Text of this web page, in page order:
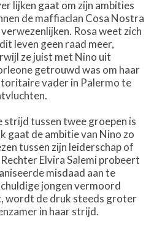
lijken gaat om zijn ambities
de maffiaclan Cosa Nostra
Rosa weet zich
leven geen raad meer,
ze juist met Nino uit
getrouwd was om haar
vader in Palermo te
strijd tussen twee groepen is
gaat de ambitie van Nino zo
tussen zijn leiderschap of
Elvira Salemi probeert
misdaad aan te
jongen vermoord
wordt de druk steeds groter
in haar strijd.